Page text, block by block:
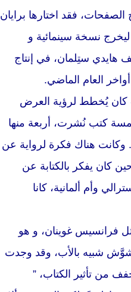
فقد اختارها برايان
نسخة سينمائية و
هايدي ستِلمان، في إنتاج
العام الماضي.
كان يُخطط لرؤية العرض
كتب نُشرت، أربعة منها
هناك فكرة لرواية عن
الكتب قد خطرت لزوساك، 37 عاماً، حين كان يفكر بالكتابة عن
وأم ألمانية، كانا
فرانسيس غوينان، و هو
شبيه بالأب، وقد وجدت
من تأثير الكتاب، ”